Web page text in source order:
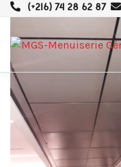
(+216) 74 28 62 87